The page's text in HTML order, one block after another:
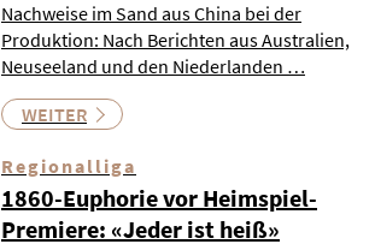
Nachweise im Sand aus China bei der
Produktion: Nach Berichten aus Australien,
Neuseeland und den Niederlanden …
WEITER
Regionalliga
1860-Euphorie vor Heimspiel-
Premiere: «Jeder ist heiß»